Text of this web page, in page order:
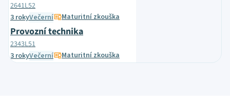
2641L52
3 rokyVečerní Maturitní zkouška
Provozní technika
2343L51
3 rokyVečerní Maturitní zkouška